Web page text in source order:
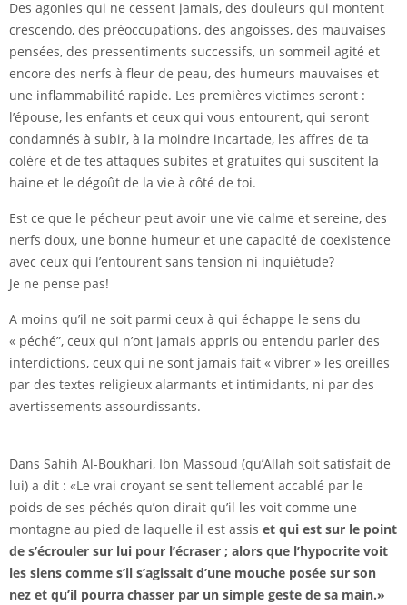
Des agonies qui ne cessent jamais, des douleurs qui montent
crescendo, des préoccupations, des angoisses, des mauvaises
pensées, des pressentiments successifs, un sommeil agité et
encore des nerfs à fleur de peau, des humeurs mauvaises et
une inflammabilité rapide. Les premières victimes seront :
l’épouse, les enfants et ceux qui vous entourent, qui seront
condamnés à subir, à la moindre incartade, les affres de ta
colère et de tes attaques subites et gratuites qui suscitent la
haine et le dégoût de la vie à côté de toi.
Est ce que le pécheur peut avoir une vie calme et sereine, des
nerfs doux, une bonne humeur et une capacité de coexistence
avec ceux qui l’entourent sans tension ni inquiétude?
Je ne pense pas!
A moins qu’il ne soit parmi ceux à qui échappe le sens du
« péché”, ceux qui n’ont jamais appris ou entendu parler des
interdictions, ceux qui ne sont jamais fait « vibrer » les oreilles
par des textes religieux alarmants et intimidants, ni par des
avertissements assourdissants.
Dans Sahih Al-Boukhari, Ibn Massoud (qu’Allah soit satisfait de
lui) a dit : «Le vrai croyant se sent tellement accablé par le
poids de ses péchés qu’on dirait qu’il les voit comme une
montagne au pied de laquelle il est assis et qui est sur le point
de s’écrouler sur lui pour l’écraser ; alors que l’hypocrite voit
les siens comme s’il s’agissait d’une mouche posée sur son
nez et qu’il pourra chasser par un simple geste de sa main.»